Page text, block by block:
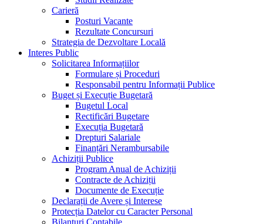
Carieră
Posturi Vacante
Rezultate Concursuri
Strategia de Dezvoltare Locală
Interes Public
Solicitarea Informațiilor
Formulare și Proceduri
Responsabil pentru Informații Publice
Buget și Execuție Bugetară
Bugetul Local
Rectificări Bugetare
Execuția Bugetară
Drepturi Salariale
Finanțări Nerambursabile
Achiziții Publice
Program Anual de Achiziții
Contracte de Achiziții
Documente de Execuție
Declarații de Avere și Interese
Protecția Datelor cu Caracter Personal
Bilanțuri Contabile